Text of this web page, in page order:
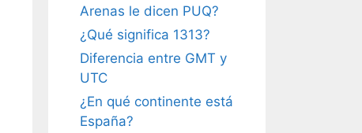
Arenas le dicen PUQ?
¿Qué significa 1313?
Diferencia entre GMT y
UTC
¿En qué continente está
España?